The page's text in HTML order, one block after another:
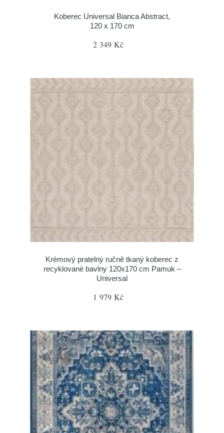
Koberec Universal Bianca Abstract,
120 x 170 cm
2 349 Kč
Krémový pratelný ručně tkaný koberec z
recyklované bavlny 120x170 cm Pamuk –
Universal
1 979 Kč